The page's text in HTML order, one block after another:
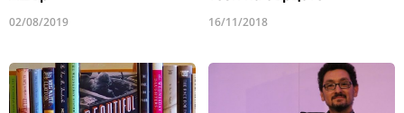
02/08/2019 16/11/2018